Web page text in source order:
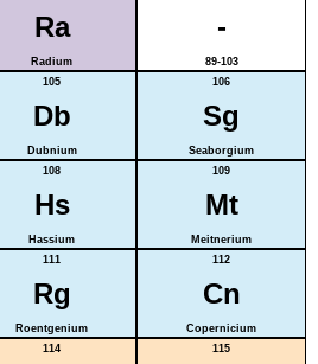
Ra
Radium
-
89-103
105
Db
Dubnium
106
Sg
Seaborgium
108
Hs
Hassium
109
Mt
Meitnerium
111
Rg
Roentgenium
112
Cn
Copernicium
114 115